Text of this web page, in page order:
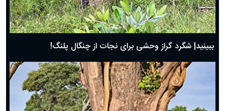
ببینید| شگرد گراز وحشی برای نجات از چنگال پلنگ!